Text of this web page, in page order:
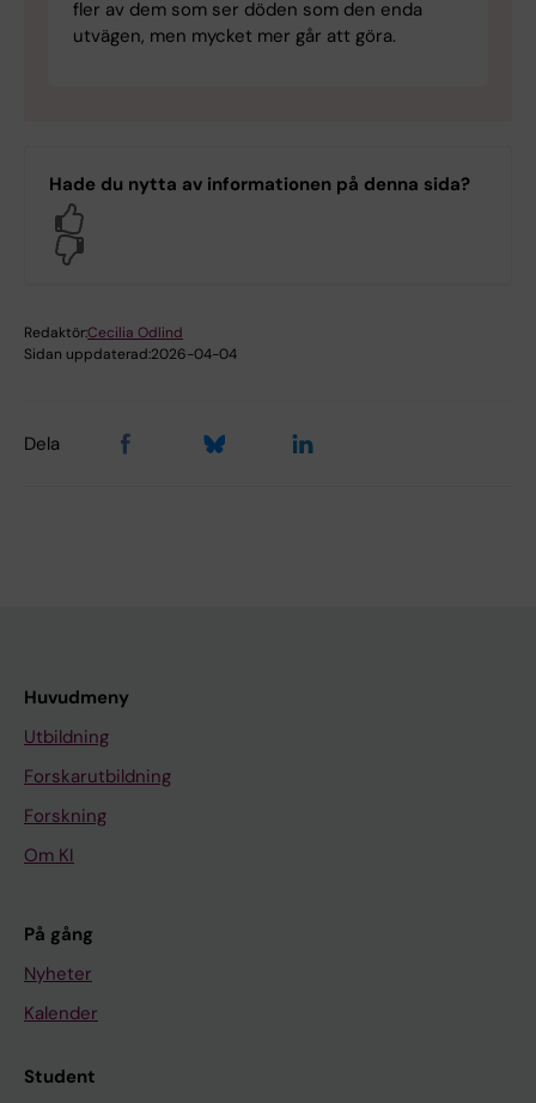
fler av dem som ser döden som den enda
utvägen, men mycket mer går att göra.
Hade du nytta av informationen på denna sida?
Redaktör:Cecilia Odlind
Sidan uppdaterad:2026-04-04
Dela
Huvudmeny
Utbildning
Forskarutbildning
Forskning
Om KI
På gång
Nyheter
Kalender
Student